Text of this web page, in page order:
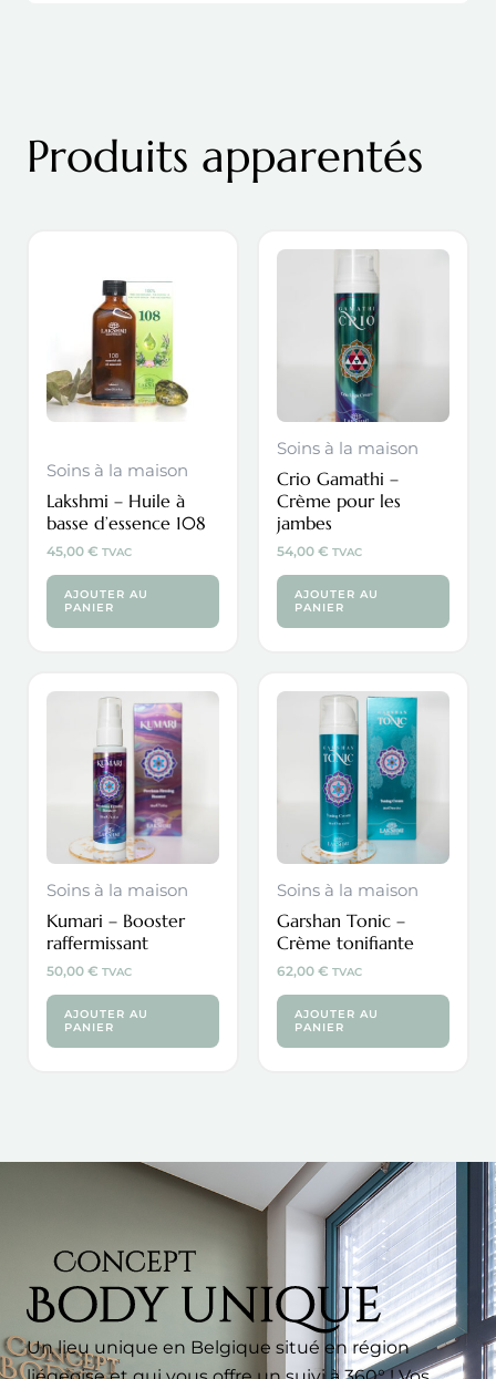
Produits apparentés
Soins à la maison
Lakshmi – Huile à
basse d’essence 108
45,00 € TVAC
AJOUTER AU
PANIER
Soins à la maison
Crio Gamathi –
Crème pour les
jambes
54,00 € TVAC
AJOUTER AU
PANIER
Soins à la maison
Kumari – Booster
raffermissant
50,00 € TVAC
AJOUTER AU
PANIER
Soins à la maison
Garshan Tonic –
Crème tonifiante
62,00 € TVAC
AJOUTER AU
PANIER
Un lieu unique en Belgique situé en région